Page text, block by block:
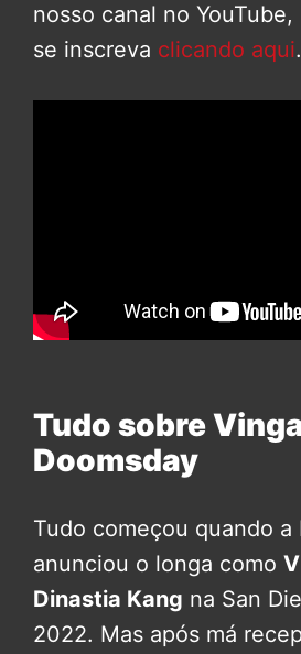
nosso canal no YouTube,
se inscreva clicando aqui.
Tudo sobre
Doomsday
Tudo começou quando a
anunciou o longa como
Dinastia Kang na San
2022. Mas após má